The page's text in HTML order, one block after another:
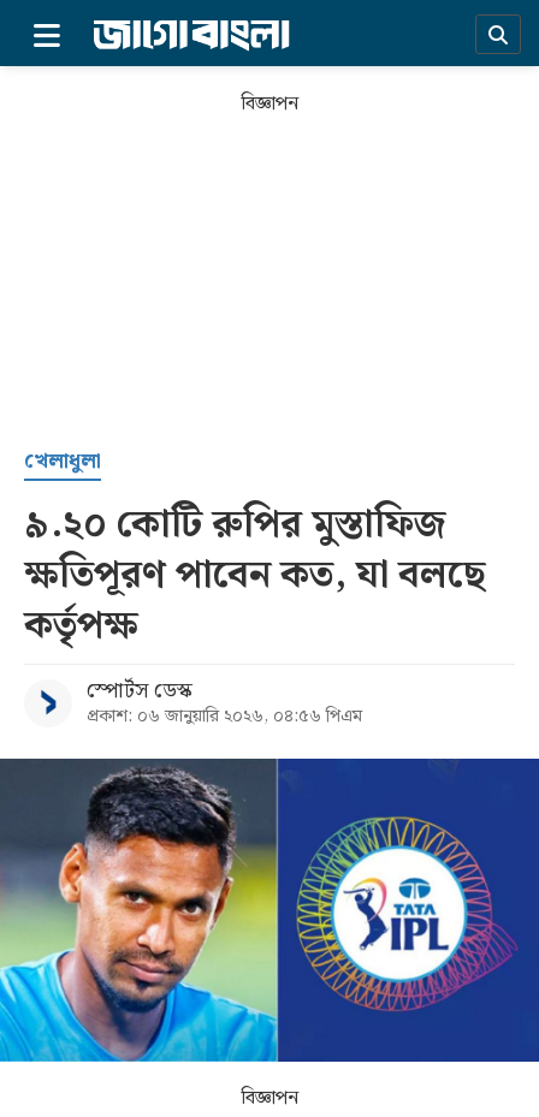
সর্বশেষ
সব
বিভাগ
আর্কাইভ
কনভার্টার
বিজ্ঞাপন
খেলাধুলা
৯.২০ কোটি রুপির মুস্তাফিজ
ক্ষতিপূরণ পাবেন কত, যা বলছে
কর্তৃপক্ষ
স্পোর্টস ডেস্ক
প্রকাশ: ০৬ জানুয়ারি ২০২৬, ০৪:৫৬ পিএম
বিজ্ঞাপন